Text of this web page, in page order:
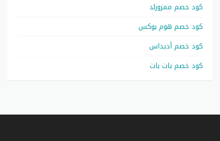
كود خصم ممزورلد
كود خصم هوم بوكس
كود خصم أديداس
كود خصم بات بات